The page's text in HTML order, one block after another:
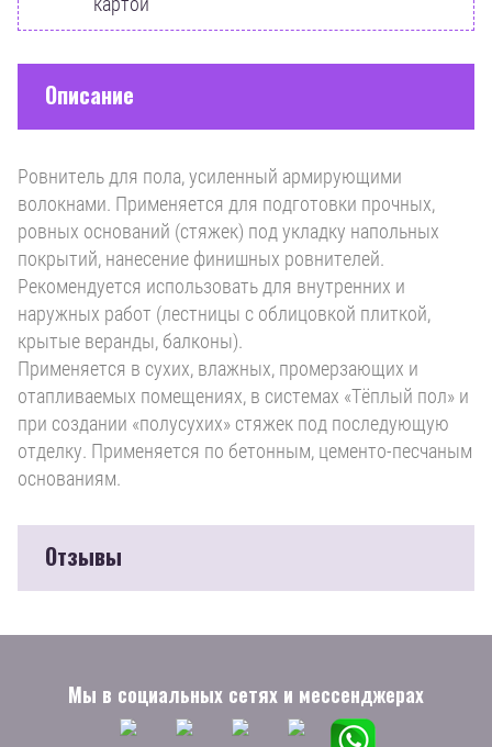
Описание
Ровнитель для пола, усиленный армирующими
волокнами. Применяется для подготовки прочных,
ровных оснований (стяжек) под укладку напольных
покрытий, нанесение финишных ровнителей.
Рекомендуется использовать для внутренних и
наружных работ (лестницы с облицовкой плиткой,
крытые веранды, балконы).
Применяется в сухих, влажных, промерзающих и
отапливаемых помещениях, в системах «Тёплый пол» и
при создании «полусухих» стяжек под последующую
отделку. Применяется по бетонным, цементо-песчаным
основаниям.
Отзывы
Мы в социальных сетях и мессенджерах